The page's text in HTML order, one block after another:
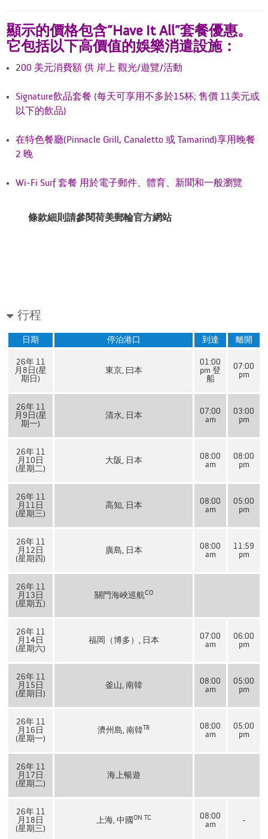
顯示的價格包含”Have It All”套餐優惠。
它包括以下高價值的娛樂消遣設施：
200 美元消費額 供 岸上 觀光/遊覽/活動
Signature飲品套餐 (每天可享用不多於15杯; 售價 11美元或
以下的飲品)
在特色餐廳(Pinnacle Grill, Canaletto 或 Tamarind)享用晚餐
2 晚
Wi-Fi Surf 套餐 用於電子郵件、體育、新聞和一般瀏覽
條款細則請參閱荷美郵輪官方網站
行程
日期 停泊港口 到達 離開
26年 11
月8日(星
期日)
東京, 曰本
01:00
pm 登
船
07:00
pm
26年 11
月9日(星
期一)
清水, 日本
07:00
am
03:00
pm
26年 11
月10日
(星期二)
大阪, 日本
08:00
am
08:00
pm
26年 11
月11日
(星期三)
高知, 日本
08:00
am
05:00
pm
26年 11
月12日
(星期四)
廣島, 日本
08:00
am
11:59
pm
26年 11
月13日
(星期五)
關門海峽巡航CO
26年 11
月14日
(星期六)
福岡（博多）, 日本
07:00
am
06:00
pm
26年 11
月15日
(星期日)
釜山, 南韓
08:00
am
05:00
pm
26年 11
月16日
(星期一)
濟州島, 南韓TR
08:00
am
05:00
pm
26年 11
月17日
(星期二)
海上暢遊
26年 11
月18日
(星期三)
上海, 中國ON TC
08:00
am
-